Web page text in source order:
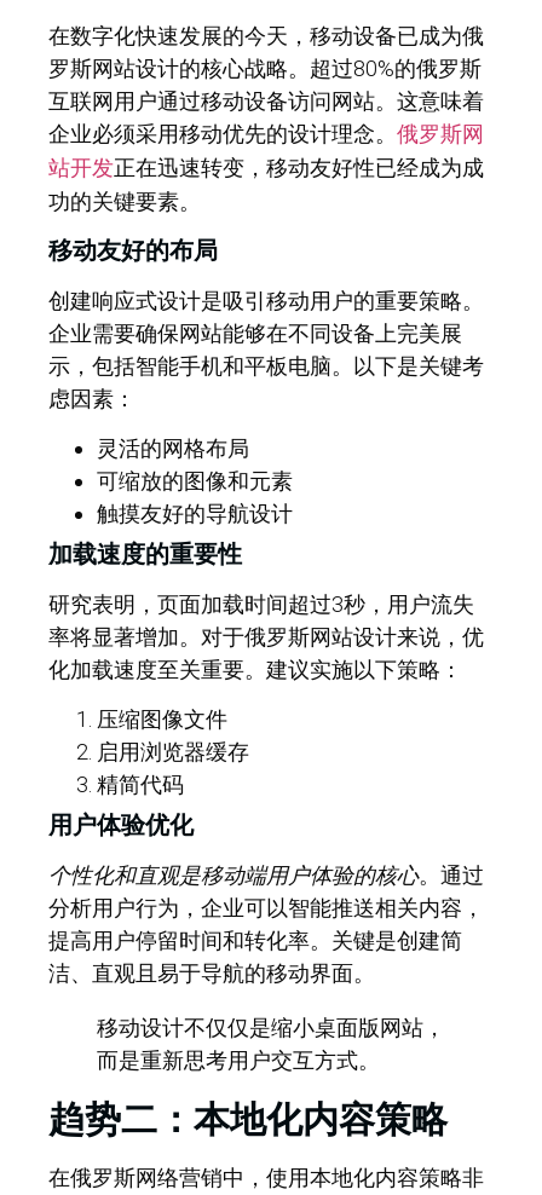
在数字化快速发展的今天，移动设备已成为俄
罗斯网站设计的核心战略。超过80%的俄罗斯
互联网用户通过移动设备访问网站。这意味着
企业必须采用移动优先的设计理念。 俄罗斯网
站开发正在迅速转变，移动友好性已经成为成
功的关键要素。
移动友好的布局
创建响应式设计是吸引移动用户的重要策略。
企业需要确保网站能够在不同设备上完美展
示，包括智能手机和平板电脑。以下是关键考
虑因素：
灵活的网格布局
可缩放的图像和元素
触摸友好的导航设计
加载速度的重要性
研究表明，页面加载时间超过3秒，用户流失
率将显著增加。对于俄罗斯网站设计来说，优
化加载速度至关重要。建议实施以下策略：
压缩图像文件
启用浏览器缓存
精简代码
用户体验优化
个性化和直观是移动端用户体验的核心。通过
分析用户行为，企业可以智能推送相关内容，
提高用户停留时间和转化率。关键是创建简
洁、直观且易于导航的移动界面。
移动设计不仅仅是缩小桌面版网站，
而是重新思考用户交互方式。
趋势二：本地化内容策略
在俄罗斯网络营销中，使用本地化内容策略非